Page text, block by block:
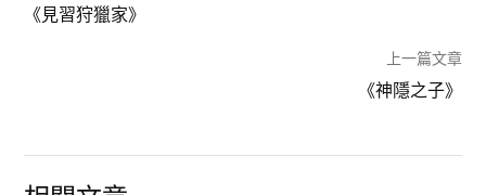
《見習狩獵家》
上一篇文章
《神隱之子》